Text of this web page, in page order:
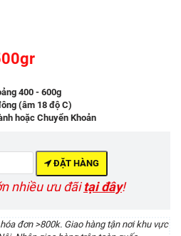
400 - 600g
(âm 18 độ C)
hoặc Chuyển Khoản
ĐẶT HÀNG
nhiều ưu đãitại đây!
đơn >800k. Giao hàng tận nơi khu vực